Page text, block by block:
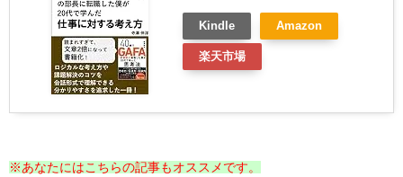
Kindle Amazon
楽天市場
※あなたにはこちらの記事もオススメです。